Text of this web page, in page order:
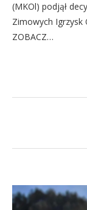
(MKOl) podjął
Zimowych Igrzysk
ZOBACZ…